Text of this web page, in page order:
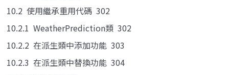
10.2 使用繼承重用代碼 302
10.2.1 WeatherPrediction類 302
10.2.2 在派生類中添加功能 303
10.2.3 在派生類中替換功能 304